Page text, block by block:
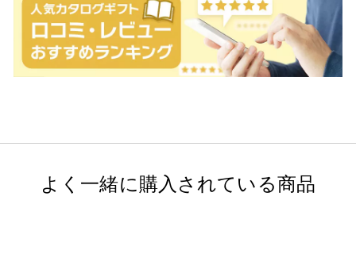
よく一緒に購入されている商品